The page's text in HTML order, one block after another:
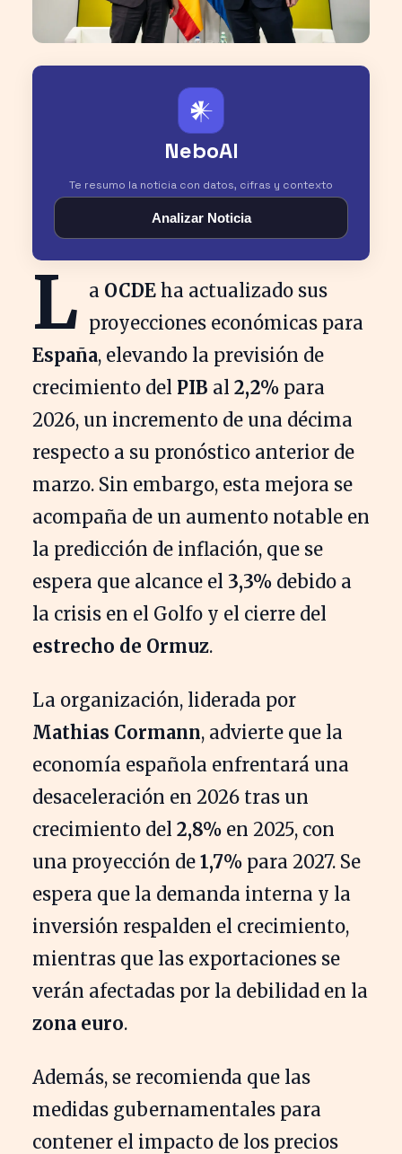
𒀭
NeboAI
Te resumo la noticia con datos, cifras y contexto
Analizar Noticia
L a OCDE ha actualizado sus
proyecciones económicas para
España, elevando la previsión de
crecimiento del PIB al 2,2% para
2026, un incremento de una décima
respecto a su pronóstico anterior de
marzo. Sin embargo, esta mejora se
acompaña de un aumento notable en
la predicción de inflación, que se
espera que alcance el 3,3% debido a
la crisis en el Golfo y el cierre del
estrecho de Ormuz.
La organización, liderada por
Mathias Cormann, advierte que la
economía española enfrentará una
desaceleración en 2026 tras un
crecimiento del 2,8% en 2025, con
una proyección de 1,7% para 2027. Se
espera que la demanda interna y la
inversión respalden el crecimiento,
mientras que las exportaciones se
verán afectadas por la debilidad en la
zona euro.
Además, se recomienda que las
medidas gubernamentales para
contener el impacto de los precios